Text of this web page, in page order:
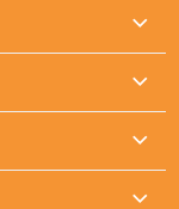



